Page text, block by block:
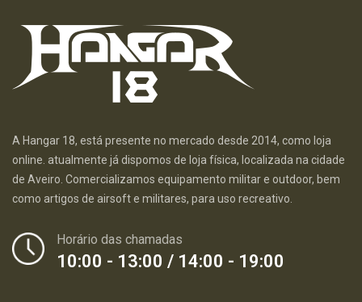
A Hangar 18, está presente no mercado desde 2014, como loja
online. atualmente já dispomos de loja física, localizada na cidade
de Aveiro. Comercializamos equipamento militar e outdoor, bem
como artigos de airsoft e militares, para uso recreativo.
Horário das chamadas
10:00 - 13:00 / 14:00 - 19:00